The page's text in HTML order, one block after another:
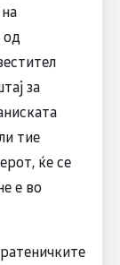
од
за
тие
ќе се
е во